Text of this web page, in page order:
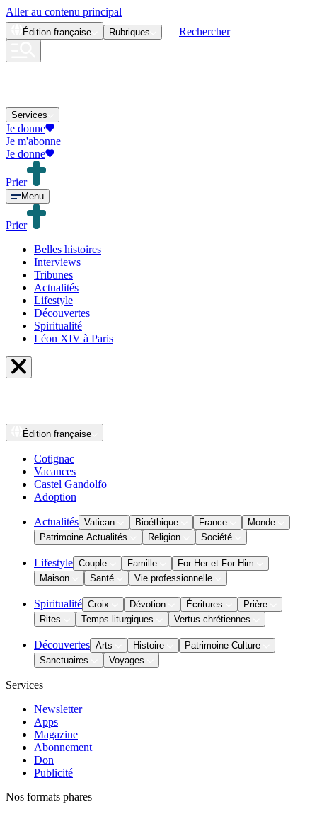
Aller au contenu principal
Édition française Rubriques Rechercher
Services
Je donne
Je m'abonne
Je donne
Prier
Menu
Prier
Belles histoires
Interviews
Tribunes
Actualités
Lifestyle
Découvertes
Spiritualité
Léon XIV à Paris
Édition française
Cotignac
Vacances
Castel Gandolfo
Adoption
Actualités Vatican Bioéthique France
Monde
Patrimoine Actualités
Religion Société
Lifestyle Couple Famille
For Her et For Him
Maison
Santé Vie professionnelle
Spiritualité Croix Dévotion Écritures
Prière
Rites
Temps liturgiques Vertus chrétiennes
Découvertes Arts Histoire
Patrimoine Culture
Sanctuaires
Voyages
Services
Newsletter
Apps
Magazine
Abonnement
Don
Publicité
Nos formats phares